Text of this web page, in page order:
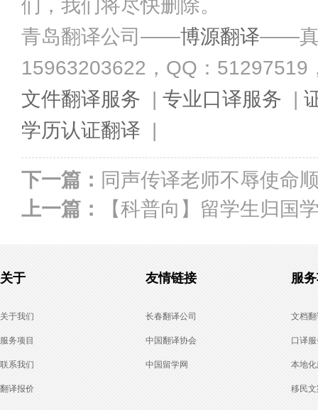
们，我们将尽快删除。
青岛翻译公司——博源翻译——真
15963203622，QQ：51297519
文件翻译服务 | 专业口译服务 |
学历认证翻译 |
下一篇： 同声传译老师不辱使命
上一篇：
【科普向】留学生归国
关于
关于我们
服务项目
联系我们
翻译报价
友情链接
长春翻译公司
中国翻译协会
中国留学网
服
文档
口译
本地
移民